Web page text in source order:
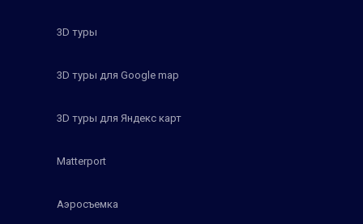
3D туры
3D туры для Google map
3D туры для Яндекс карт
Matterport
Аэросъемка